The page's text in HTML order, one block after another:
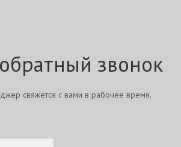
звонок
свяжется с вами в рабочее время.